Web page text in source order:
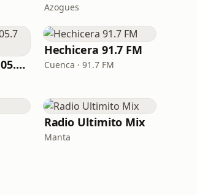
Azogues
Control Radio 105.7 FM
Hechicera 91.7 FM
Cuenca · 91.7 FM
Radio Ultimito Mix
Manta